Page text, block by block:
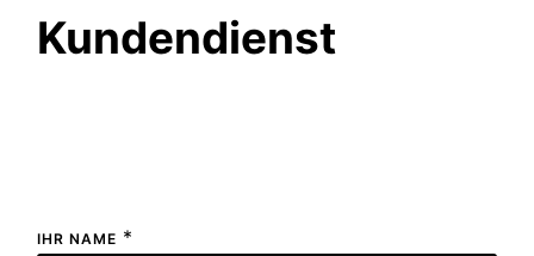
Kundendienst
IHR NAME *